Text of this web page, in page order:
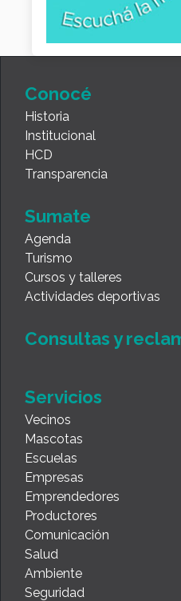
Conocé
Historia
Institucional
HCD
Transparencia
Sumate
Agenda
Turismo
Cursos y talleres
Actividades deportivas
Consultas y
Servicios
Vecinos
Mascotas
Escuelas
Empresas
Emprendedores
Productores
Comunicación
Salud
Ambiente
Seguridad